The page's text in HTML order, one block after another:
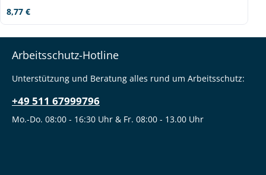
Regulärer Preis:
8,77 €
Arbeitsschutz-Hotline
Unterstützung und Beratung alles rund um Arbeitsschutz:
+49 511 67999796
Mo.-Do. 08:00 - 16:30 Uhr & Fr. 08:00 - 13.00 Uhr